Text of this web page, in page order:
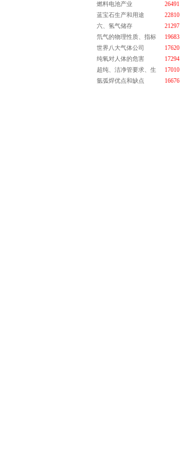
燃料电池产业
26491
蓝宝石生产和用途
22810
六、氢气储存
21297
氘气的物理性质、指标
19683
世界八大气体公司
17620
纯氧对人体的危害
17294
超纯、洁净管要求、生
17010
氩弧焊优点和缺点
16676